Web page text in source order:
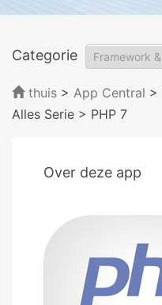
Categorie
thuis > App Central >
Alles Serie > PHP 7
Over deze app